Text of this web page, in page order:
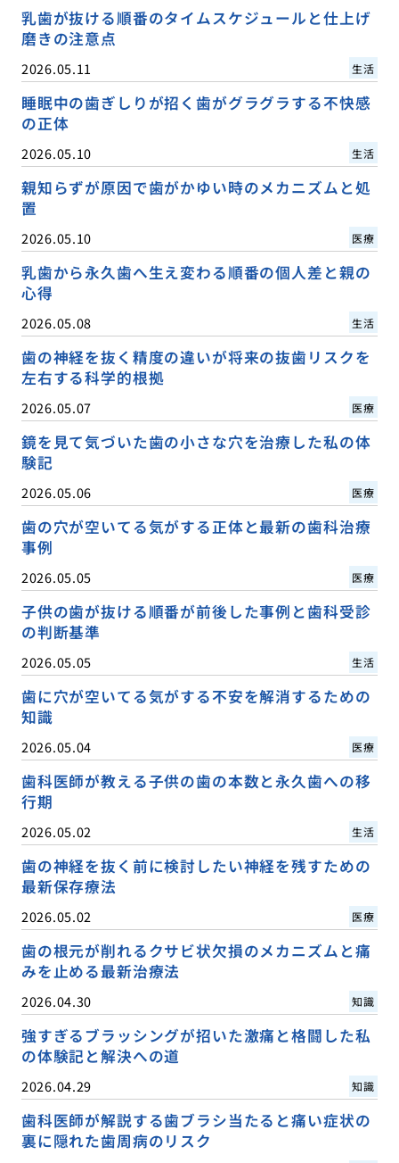
乳歯が抜ける順番のタイムスケジュールと仕上げ
磨きの注意点
2026.05.11 生活
睡眠中の歯ぎしりが招く歯がグラグラする不快感
の正体
2026.05.10 生活
親知らずが原因で歯がかゆい時のメカニズムと処
置
2026.05.10 医療
乳歯から永久歯へ生え変わる順番の個人差と親の
心得
2026.05.08 生活
歯の神経を抜く精度の違いが将来の抜歯リスクを
左右する科学的根拠
2026.05.07 医療
鏡を見て気づいた歯の小さな穴を治療した私の体
験記
2026.05.06 医療
歯の穴が空いてる気がする正体と最新の歯科治療
事例
2026.05.05 医療
子供の歯が抜ける順番が前後した事例と歯科受診
の判断基準
2026.05.05 生活
歯に穴が空いてる気がする不安を解消するための
知識
2026.05.04 医療
歯科医師が教える子供の歯の本数と永久歯への移
行期
2026.05.02 生活
歯の神経を抜く前に検討したい神経を残すための
最新保存療法
2026.05.02 医療
歯の根元が削れるクサビ状欠損のメカニズムと痛
みを止める最新治療法
2026.04.30 知識
強すぎるブラッシングが招いた激痛と格闘した私
の体験記と解決への道
2026.04.29 知識
歯科医師が解説する歯ブラシ当たると痛い症状の
裏に隠れた歯周病のリスク